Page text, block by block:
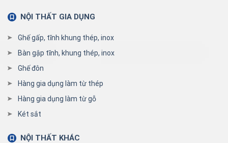
NỘI THẤT GIA DỤNG
Ghế gấp, tĩnh khung thép, inox
Bàn gập tĩnh, khung thép, inox
Ghế đôn
Hàng gia dụng làm từ thép
Hàng gia dụng làm từ gỗ
Két sắt
NỘI THẤT KHÁC